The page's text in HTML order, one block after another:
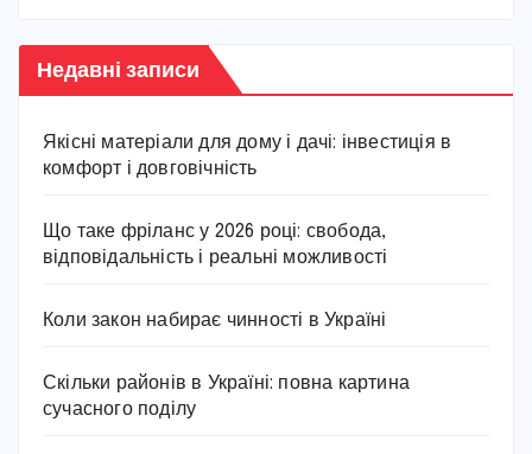
Недавні записи
Якісні матеріали для дому і дачі: інвестиція в
комфорт і довговічність
Що таке фріланс у 2026 році: свобода,
відповідальність і реальні можливості
Коли закон набирає чинності в Україні
Скільки районів в Україні: повна картина
сучасного поділу